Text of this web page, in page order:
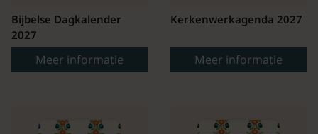
Bijbelse Dagkalender
2027
Meer informatie
Kerkenwerkagenda 2027
Meer informatie